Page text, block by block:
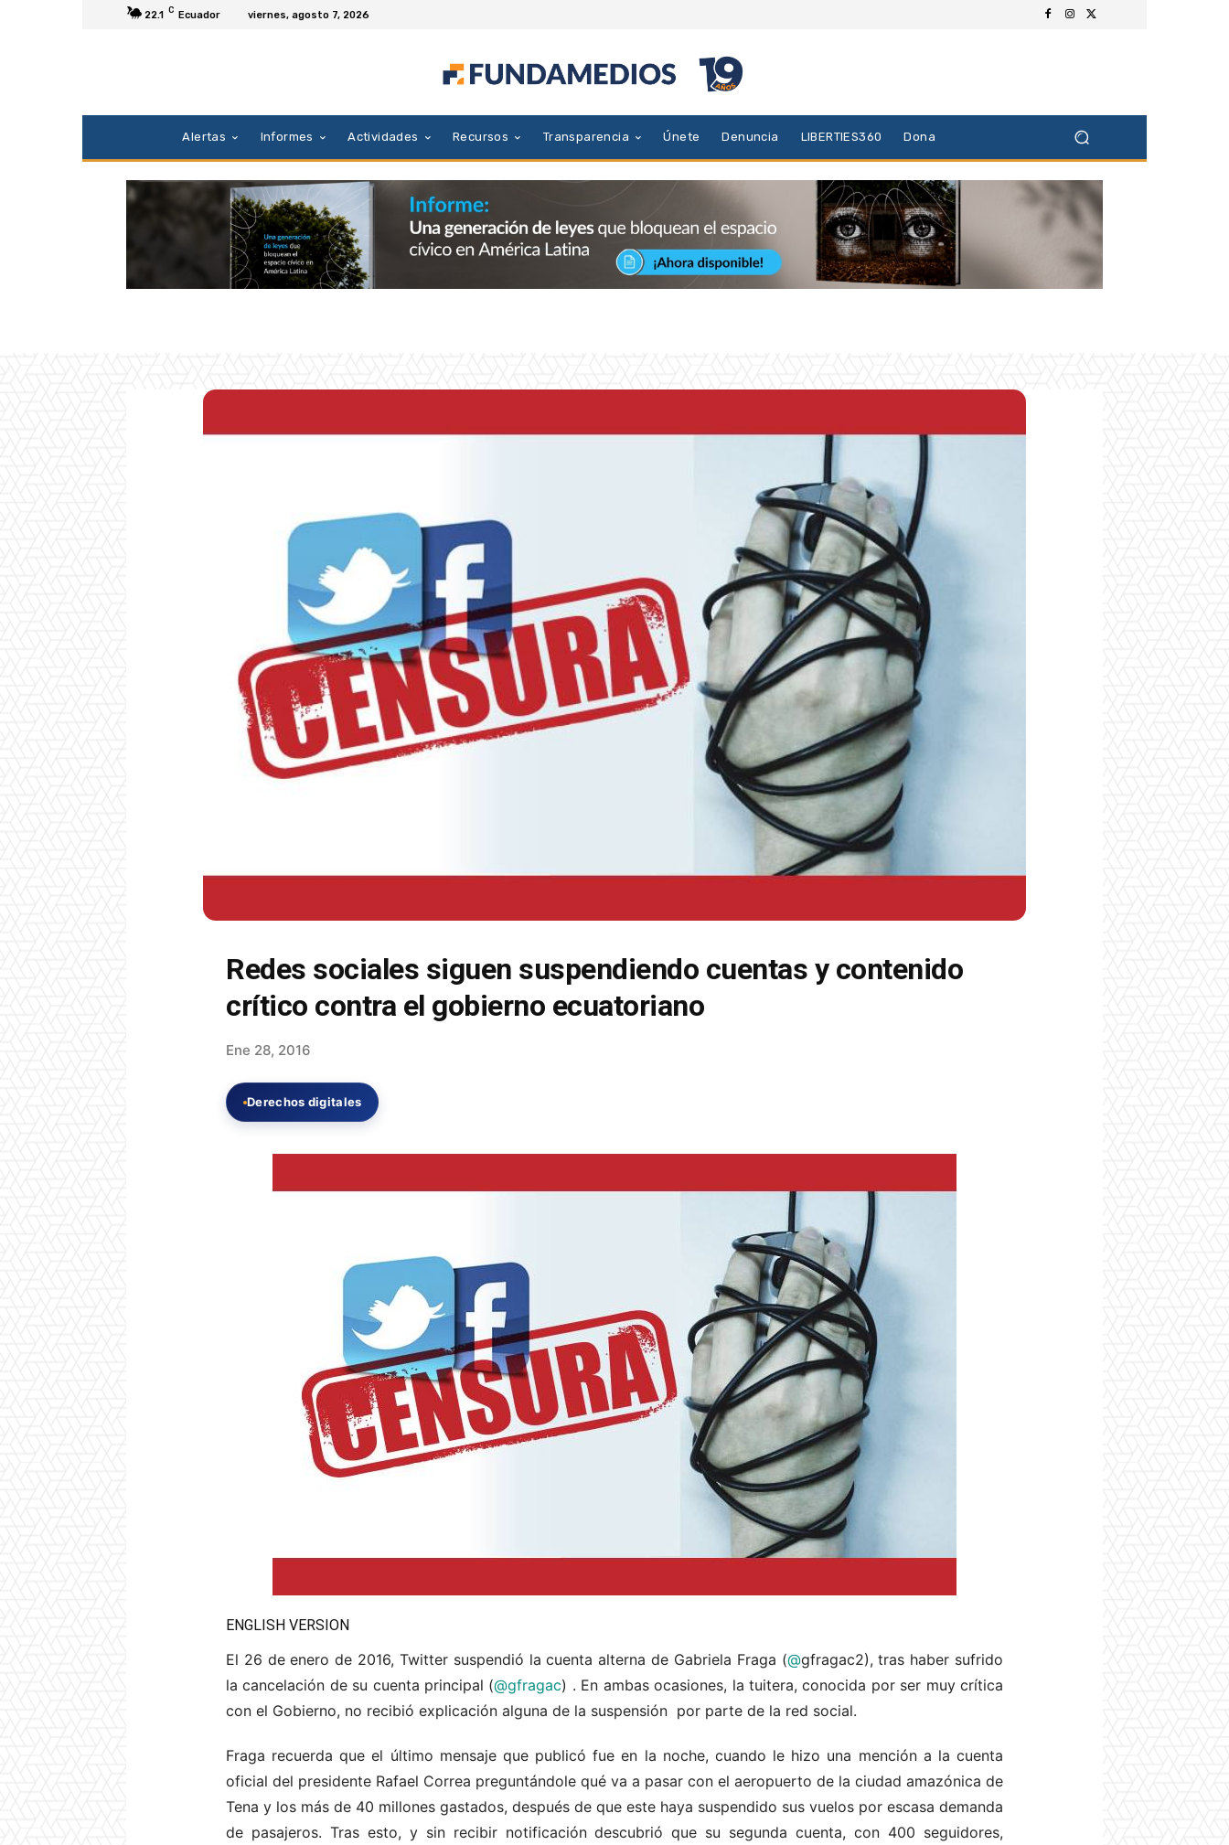
22.1 C Ecuador viernes, agosto 7, 2026
Alertas Informes Actividades Recursos Transparencia Únete Denuncia LIBERTIES360 Dona
Redes sociales siguen suspendiendo cuentas y contenido
crítico contra el gobierno ecuatoriano
Ene 28, 2016
Derechos digitales
ENGLISH VERSION
El 26 de enero de 2016, Twitter suspendió la cuenta alterna de Gabriela Fraga (@gfragac2), tras haber sufrido
la cancelación de su cuenta principal (@gfragac) . En ambas ocasiones, la tuitera, conocida por ser muy crítica
con el Gobierno, no recibió explicación alguna de la suspensión por parte de la red social.
Fraga recuerda que el último mensaje que publicó fue en la noche, cuando le hizo una mención a la cuenta
oficial del presidente Rafael Correa preguntándole qué va a pasar con el aeropuerto de la ciudad amazónica de
Tena y los más de 40 millones gastados, después de que este haya suspendido sus vuelos por escasa demanda
de pasajeros. Tras esto, y sin recibir notificación descubrió que su segunda cuenta, con 400 seguidores,